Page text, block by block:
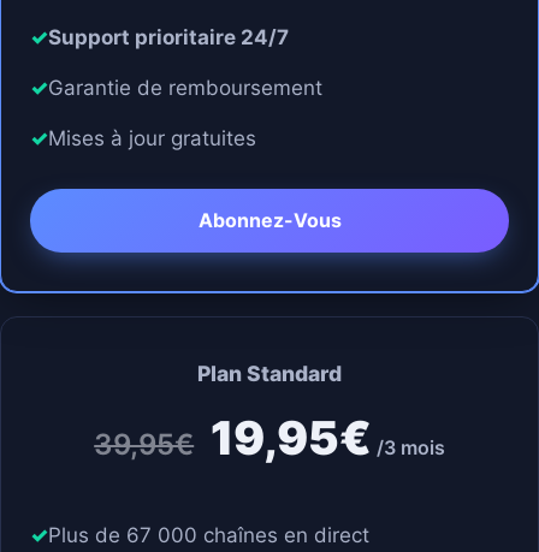
Support prioritaire 24/7
Garantie de remboursement
Mises à jour gratuites
Abonnez-Vous
Plan Standard
39,95€ 19,95€ /3 mois
Plus de 67 000 chaînes en direct